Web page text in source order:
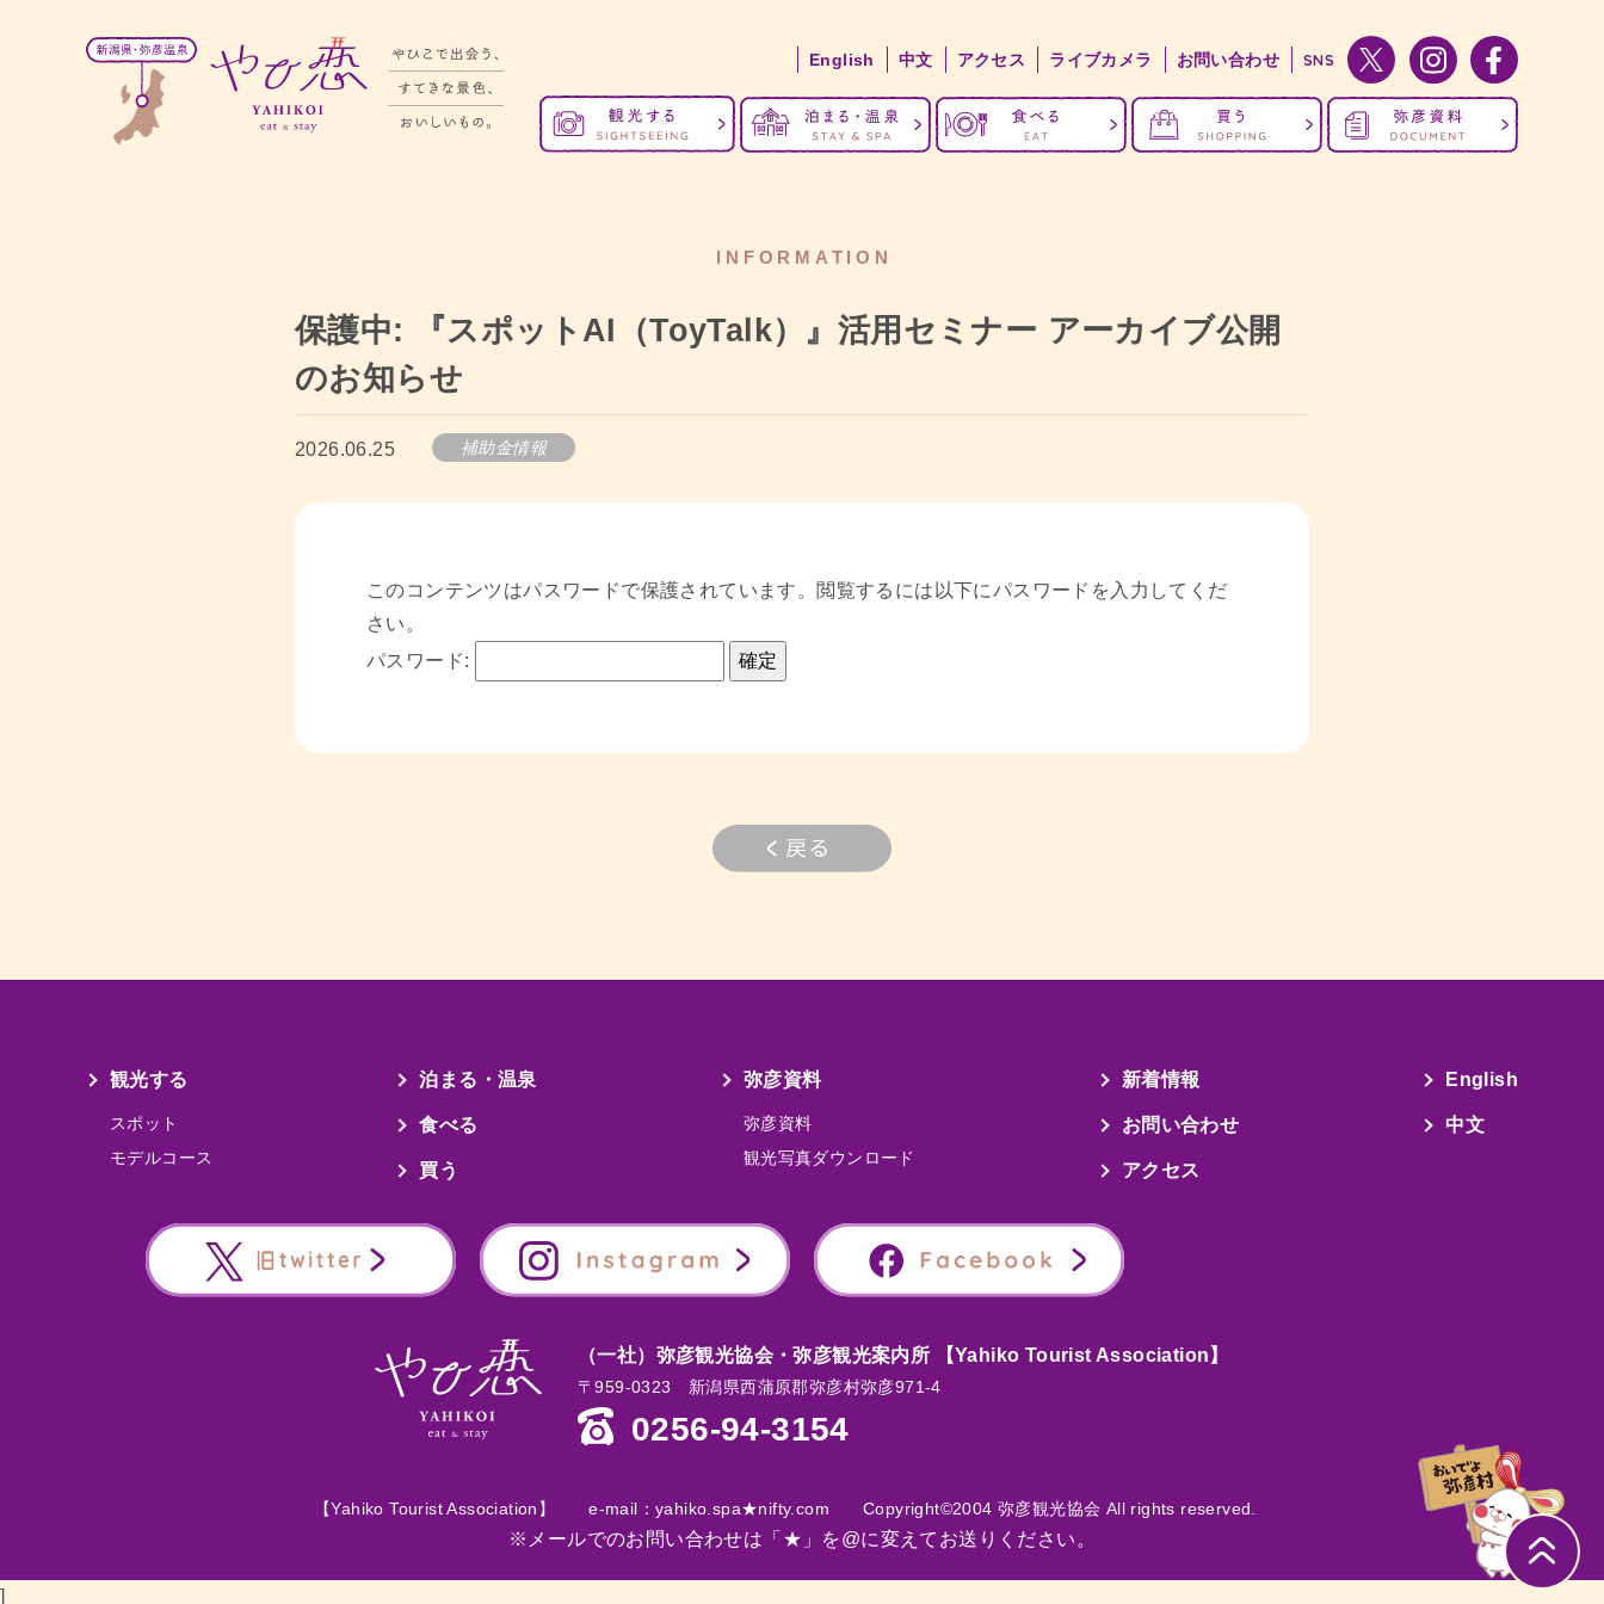
English 中文 アクセス ライブカメラ お問い合わせ SNS
INFORMATION
保護中: 『スポットAI（ToyTalk）』活用セミナー アーカイブ公開
のお知らせ
2026.06.25 補助金情報
このコンテンツはパスワードで保護されています。閲覧するには以下にパスワードを入力してくだ
さい。
パスワード:
観光する
スポット
モデルコース
泊まる・温泉
食べる
買う
弥彦資料
弥彦資料
観光写真ダウンロード
新着情報
お問い合わせ
アクセス
English
中文
（一社）弥彦観光協会・弥彦観光案内所 【Yahiko Tourist Association】
〒959-0323 新潟県西蒲原郡弥彦村弥彦971-4
0256-94-3154
【Yahiko Tourist Association】 e-mail：yahiko.spa★nifty.com Copyright©2004 弥彦観光協会 All rights reserved.
※メールでのお問い合わせは「★」を@に変えてお送りください。
]